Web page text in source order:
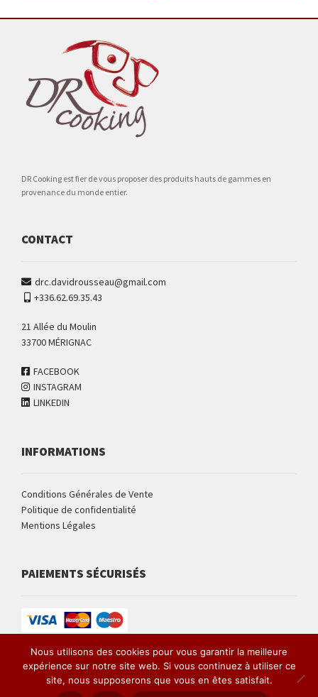
DR Cooking est fier de vous proposer des produits hauts de gammes en
provenance du monde entier.
CONTACT
drc.davidrousseau@gmail.com
+336.62.69.35.43
21 Allée du Moulin
33700 MÉRIGNAC
FACEBOOK
INSTAGRAM
LINKEDIN
INFORMATIONS
Conditions Générales de Vente
Politique de confidentialité
Mentions Légales
PAIEMENTS SÉCURISÉS
Site développé par Armand NEBLE
Nous utilisons des cookies pour vous garantir la meilleure
expérience sur notre site web. Si vous continuez à utiliser ce
site, nous supposerons que vous en êtes satisfait.